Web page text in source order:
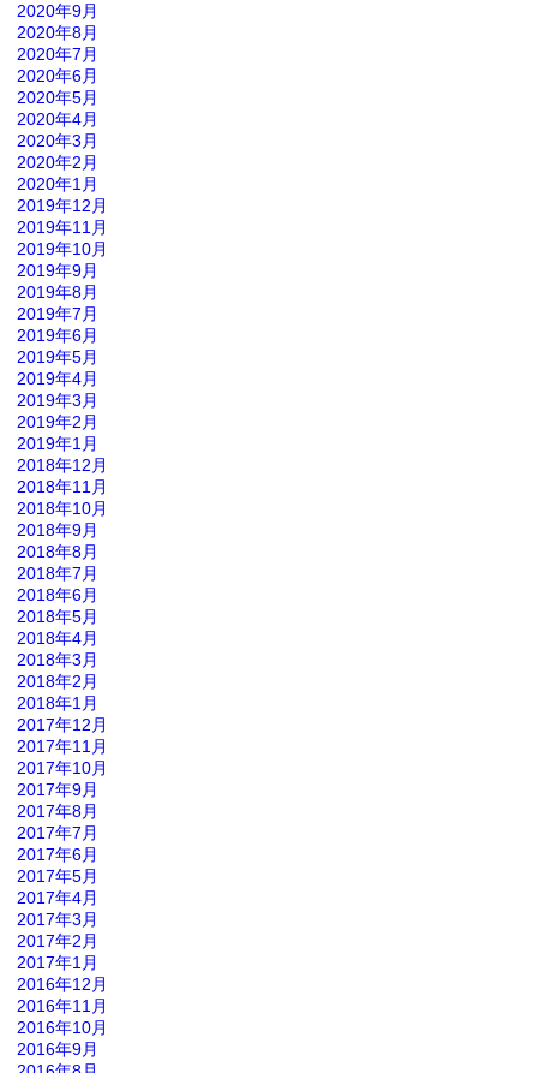
2020年9月
2020年8月
2020年7月
2020年6月
2020年5月
2020年4月
2020年3月
2020年2月
2020年1月
2019年12月
2019年11月
2019年10月
2019年9月
2019年8月
2019年7月
2019年6月
2019年5月
2019年4月
2019年3月
2019年2月
2019年1月
2018年12月
2018年11月
2018年10月
2018年9月
2018年8月
2018年7月
2018年6月
2018年5月
2018年4月
2018年3月
2018年2月
2018年1月
2017年12月
2017年11月
2017年10月
2017年9月
2017年8月
2017年7月
2017年6月
2017年5月
2017年4月
2017年3月
2017年2月
2017年1月
2016年12月
2016年11月
2016年10月
2016年9月